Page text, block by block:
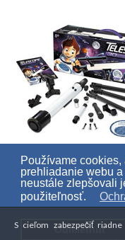
Používame
prehliadanie webu
neustále zlepšovali
použiteľnosť.
Odmietnuť
Buki -
objektívu
77 €
S cieľom zabezpečiť